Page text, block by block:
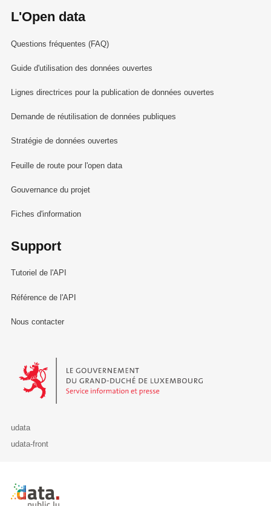
L'Open data
Questions fréquentes (FAQ)
Guide d'utilisation des données ouvertes
Lignes directrices pour la publication de données ouvertes
Demande de réutilisation de données publiques
Stratégie de données ouvertes
Feuille de route pour l'open data
Gouvernance du projet
Fiches d'information
Support
Tutoriel de l'API
Référence de l'API
Nous contacter
Le Gouvernement du Grand-Duché de Luxembourg - Service
udata
udata-front
Retour à l'accueil de data.public.lu